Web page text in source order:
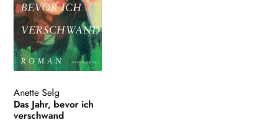
Anette Selg
Das Jahr, bevor ich
verschwand